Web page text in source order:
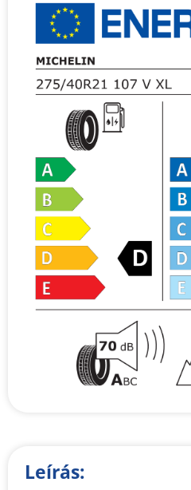
Leírás: